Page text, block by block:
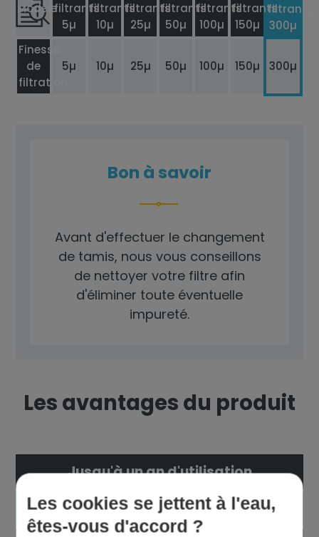
Modèlefiltrants
5µ
filtrants
10µ
filtrants
25µ
filtrants
50µ
filtrants
100µ
filtrants
150µ
filtrants
300µ
Finesse
de
filtration
5µ 10µ 25µ 50µ 100µ 150µ 300µ
Bon à savoir
Avant d'effectuer le changement
de tamis, nous vous conseillons
de nettoyer votre filtre afin
d'éliminer toute éventuelle
impureté.
Les avantages du produit
Jusqu'à un an d'utilisation
Filtration de pointe
Les cookies se jettent à l'eau,
êtes-vous d'accord ?